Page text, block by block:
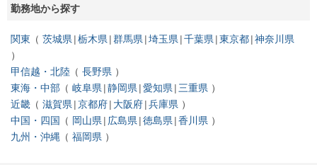
勤務地から探す
関東 茨城県 栃木県 群馬県 埼玉県 千葉県 東京都 神奈川県
甲信越・北陸
長野県
東海・中部
岐阜県 静岡県 愛知県
三重県
近畿
滋賀県 京都府 大阪府 兵庫県
中国・四国
岡山県 広島県 徳島県 香川県
九州・沖縄
福岡県